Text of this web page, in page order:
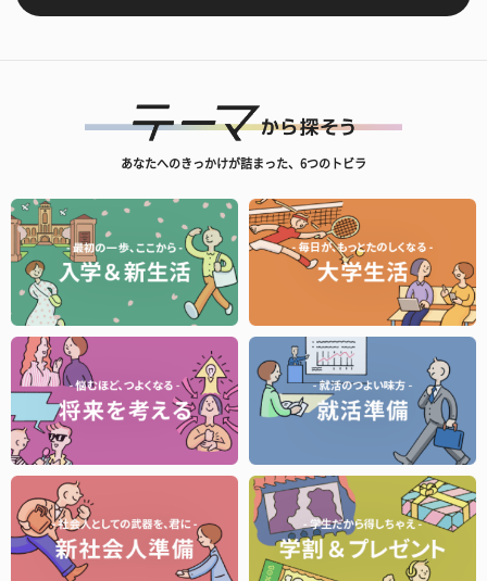
あなたへのきっかけが詰まった、6つのトビラ